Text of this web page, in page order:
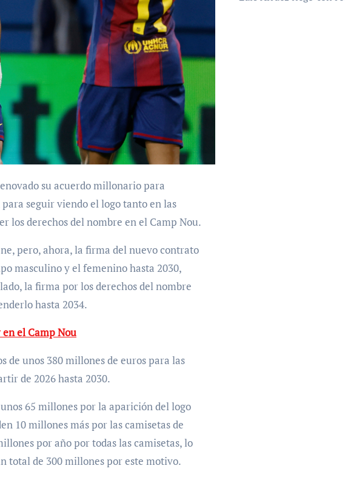
seguir viendo el logo tanto en las
los derechos del nombre en el Camp Nou.
pero, ahora, la firma del nuevo contrato
masculino y el femenino hasta 2030,
la firma por los derechos del nombre
hasta 2034.
el Camp Nou
de unos 380 millones de euros para las
de 2026 hasta 2030.
65 millones por la aparición del logo
10 millones más por las camisetas de
por año por todas las camisetas, lo
total de 300 millones por este motivo.